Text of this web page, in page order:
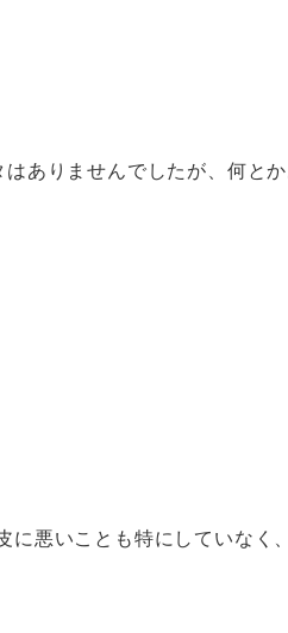
ありませんでしたが、何と
悪いことも特にしていなく